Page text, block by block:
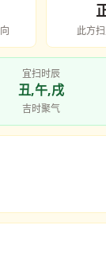
此方
宜扫时辰
丑,午,戌
吉时聚气